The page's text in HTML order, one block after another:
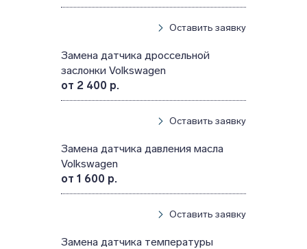
Оставить заявку
Замена датчика дроссельной
заслонки Volkswagen
от 2 400 р.
Оставить заявку
Замена датчика давления масла
Volkswagen
от 1 600 р.
Оставить заявку
Замена датчика температуры